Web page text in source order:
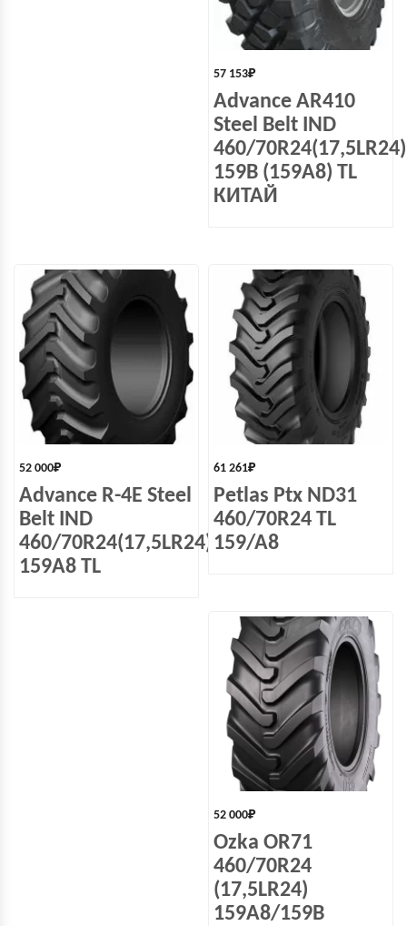
57 153₽
Advance AR410
Steel Belt IND
460/70R24(17,5LR24)
159B (159A8) TL
КИТАЙ
52 000₽
Advance R-4E Steel
Belt IND
460/70R24(17,5LR24)
159A8 TL
61 261₽
Petlas Ptx ND31
460/70R24 TL
159/A8
52 000₽
Ozka OR71
460/70R24
(17,5LR24)
159A8/159B